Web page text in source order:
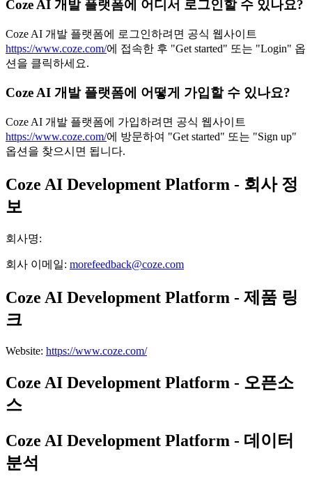
Coze AI 개발 플랫폼에 어디서 로그인할 수 있나요?
Coze AI 개발 플랫폼에 로그인하려면 공식 웹사이트
https://www.coze.com/에 접속한 후 "Get started" 또는 "Login" 옵
션을 클릭하세요.
Coze AI 개발 플랫폼에 어떻게 가입할 수 있나요?
Coze AI 개발 플랫폼에 가입하려면 공식 웹사이트
https://www.coze.com/에 방문하여 "Get started" 또는 "Sign up"
옵션을 찾으시면 됩니다.
Coze AI Development Platform - 회사 정
보
회사명:
회사 이메일: morefeedback@coze.com
Coze AI Development Platform - 제품 링
크
Website: https://www.coze.com/
Coze AI Development Platform - 오픈소
스
Coze AI Development Platform - 데이터
분석